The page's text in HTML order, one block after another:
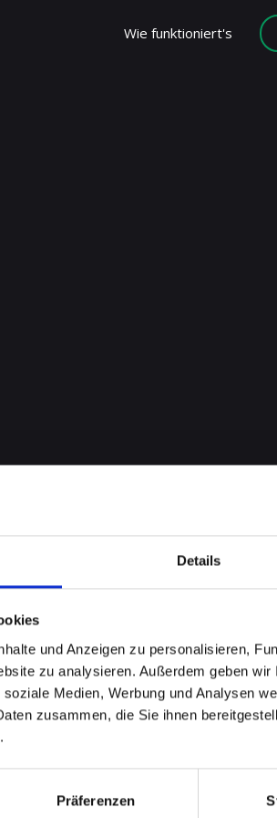
Details
und Anzeigen zu personalisieren,
zu analysieren. Außerdem geben
Medien, Werbung und Analysen
zusammen, die Sie ihnen
Präferenzen
Wie funktioniert's
MAX